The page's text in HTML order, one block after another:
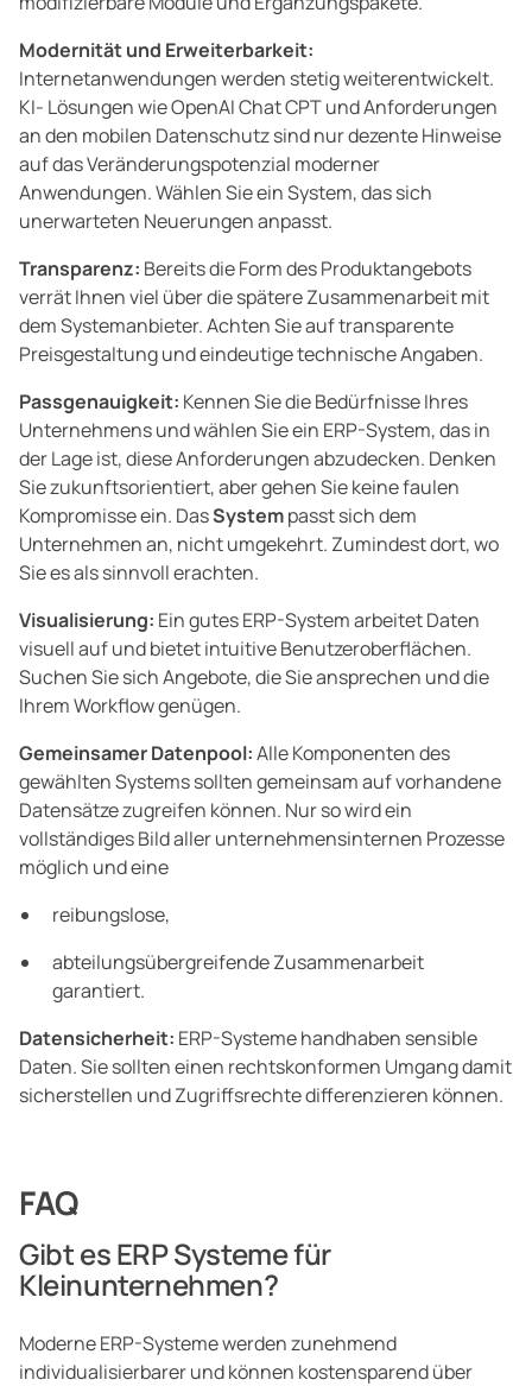
Modernität und Erweiterbarkeit:
Internetanwendungen werden stetig weiterentwickelt.
KI- Lösungen wie OpenAI Chat CPT und Anforderungen
an den mobilen Datenschutz sind nur dezente Hinweise
auf das Veränderungspotenzial moderner
Anwendungen. Wählen Sie ein System, das sich
unerwarteten Neuerungen anpasst.
Transparenz: Bereits die Form des Produktangebots
verrät Ihnen viel über die spätere Zusammenarbeit mit
dem Systemanbieter. Achten Sie auf transparente
Preisgestaltung und eindeutige technische Angaben.
Passgenauigkeit: Kennen Sie die Bedürfnisse Ihres
Unternehmens und wählen Sie ein ERP-System, das in
der Lage ist, diese Anforderungen abzudecken. Denken
Sie zukunftsorientiert, aber gehen Sie keine faulen
Kompromisse ein. DasSystempasst sich dem
Unternehmen an, nicht umgekehrt. Zumindest dort, wo
Sie es als sinnvoll erachten.
Visualisierung: Ein gutes ERP-System arbeitet Daten
visuell auf und bietet intuitive Benutzeroberflächen.
Suchen Sie sich Angebote, die Sie ansprechen und die
Ihrem Workflow genügen.
Gemeinsamer Datenpool:Alle Komponenten des
gewählten Systems sollten gemeinsam auf vorhandene
Datensätze zugreifen können. Nur so wird ein
vollständiges Bild aller unternehmensinternen Prozesse
möglich und eine
reibungslose,
abteilungsübergreifende Zusammenarbeit
garantiert.
Datensicherheit: ERP-Systeme handhaben sensible
Daten. Sie sollten einen rechtskonformen Umgang damit
sicherstellen und Zugriffsrechte differenzieren können.
FAQ
Gibt es ERP Systeme für
Kleinunternehmen?
Moderne ERP-Systeme werden zunehmend
individualisierbarer und können kostensparend über